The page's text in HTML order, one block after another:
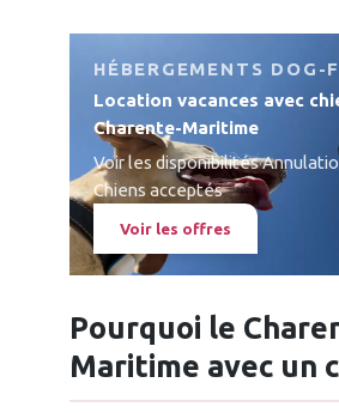
HÉBERGEMENTS DOG-
Location vacances avec
Charente-Maritime
Voir les disponibilités·
Chiens acceptés
Voir les offres
Pourquoi le
Maritime avec un